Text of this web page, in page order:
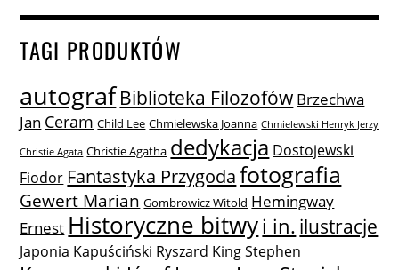
TAGI PRODUKTÓW
autografBiblioteka Filozofów Brzechwa
Jan Ceram Child Lee Chmielewska Joanna Chmielewski Henryk Jerzy
Christie Agata Christie Agatha dedykacja Dostojewski
Fiodor Fantastyka Przygodafotografia
Gewert Marian Gombrowicz Witold Hemingway
Ernest Historyczne bitwyi in. ilustracje
Japonia Kapuściński Ryszard King Stephen